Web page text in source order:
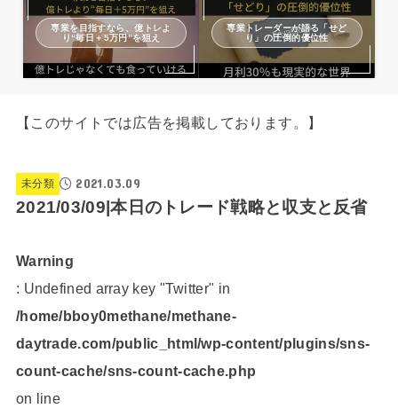
専業を目指すなら、億トレよ
り“毎日＋5万円”を狙え
専業トレーダーが語る「せど
り」の圧倒的優位性
【このサイトでは広告を掲載しております。】
未分類 2021.03.09
2021/03/09|本日のトレード戦略と収支と反省
Warning
: Undefined array key "Twitter" in
/home/bboy0methane/methane-
daytrade.com/public_html/wp-content/plugins/sns-
count-cache/sns-count-cache.php
on line